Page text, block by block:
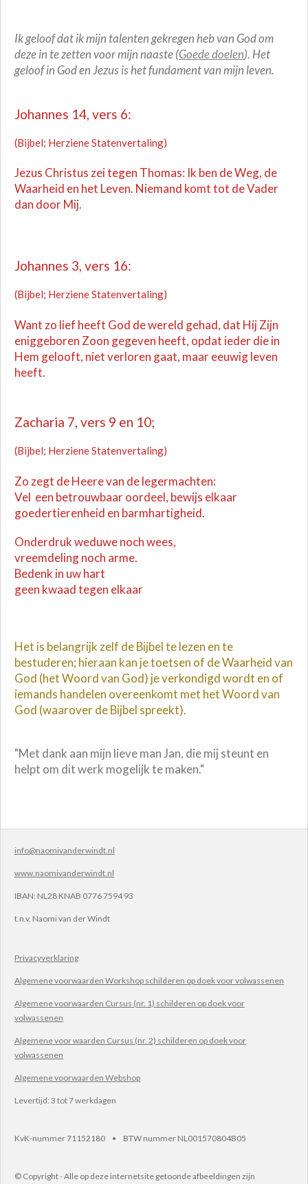
Ik geloof dat ik mijn talenten gekregen heb van God om
deze in te zetten voor mijn naaste (Goede doelen). Het
geloof in God en Jezus is het fundament van mijn leven.
Johannes 14, vers 6:
(Bijbel; Herziene Statenvertaling)
Jezus Christus zei tegen Thomas: Ik ben de Weg, de
Waarheid en het Leven. Niemand komt tot de Vader
dan door Mij.
Johannes 3, vers 16:
(Bijbel; Herziene Statenvertaling)
Want zo lief heeft God de wereld gehad, dat Hij Zijn
eniggeboren Zoon gegeven heeft, opdat ieder die in
Hem gelooft, niet verloren gaat, maar eeuwig leven
heeft.
Zacharia 7, vers 9 en 10;
(Bijbel; Herziene Statenvertaling)
Zo zegt de Heere van de legermachten:
Vel een betrouwbaar oordeel, bewijs elkaar
goedertierenheid en barmhartigheid.
Onderdruk weduwe noch wees,
vreemdeling noch arme.
Bedenk in uw hart
geen kwaad tegen elkaar
Het is belangrijk zelf de Bijbel te lezen en te
bestuderen; hieraan kan je toetsen of de Waarheid van
God (het Woord van God) je verkondigd wordt en of
iemands handelen overeenkomt met het Woord van
God (waarover de Bijbel spreekt).
"Met dank aan mijn lieve man Jan, die mij steunt en
helpt om dit werk mogelijk te maken."
info@naomivanderwindt.nl
www.naomivanderwindt.nl
IBAN: NL28 KNAB 0776 7594 93
t.n.v. Naomi van der Windt
Privacyverklaring
Algemene voorwaarden Workshop schilderen op doek voor volwassenen
Algemene voorwaarden Cursus (nr. 1) schilderen op doek voor
volwassenen
Algemene voor waarden Cursus (nr. 2) schilderen op doek voor
volwassenen
Algemene voorwaarden Webshop
Levertijd: 3 tot 7 werkdagen
KvK-nummer 71152180 • BTW nummer NL001570804B05
© Copyright - Alle op deze internetsite getoonde afbeeldingen zijn